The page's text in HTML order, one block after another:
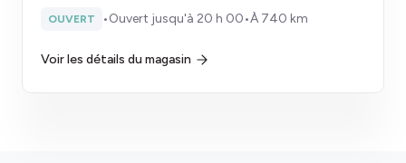
OUVERT •Ouvert jusqu'à 20 h 00•À 740 km
Voir les détails du magasin